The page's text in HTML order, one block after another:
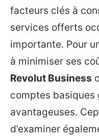
facteurs clés à
services offerts
importante. Pour
à minimiser ses
Revolut Business
comptes
avantageuses.
d’examiner